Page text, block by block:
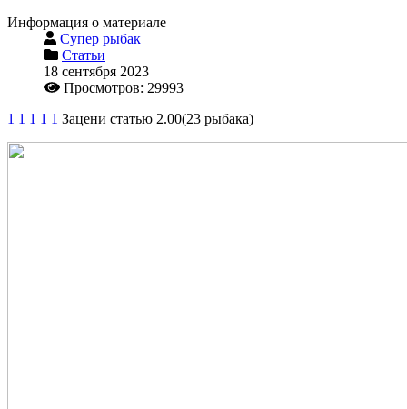
Информация о материале
Супер рыбак
Статьи
18 сентября 2023
Просмотров: 29993
1 1 1 1 1 Зацени статью 2.00(23 рыбака)